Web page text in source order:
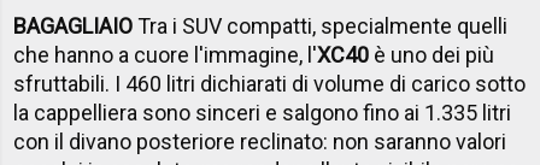
BAGAGLIAIOTra i SUV compatti, specialmente quelli
che hanno a cuore l'immagine, l'XC40 è uno dei più
sfruttabili. I 460 litri dichiarati di volume di carico sotto
la cappelliera sono sinceri e salgono fino ai 1.335 litri
con il divano posteriore reclinato: non saranno valori